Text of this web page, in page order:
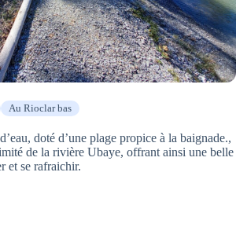
Au Rioclar bas
doté d’une plage propice à la baignade.,
de la rivière Ubaye, offrant ainsi une belle
et se rafraichir.